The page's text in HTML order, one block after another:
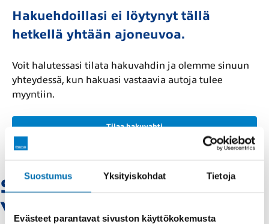
Suostumus Yksityiskohdat Tietoja
Evästeet parantavat sivuston käyttökokemusta
Seat-kajaani -
Vaihtoautot
Hakuehdoillasi ei löytynyt tällä
hetkellä yhtään ajoneuvoa.
Voit halutessasi tilata hakuvahdin ja olemme sinuun
yhteydessä, kun hakuasi vastaavia autoja tulee
myyntiin.
Tilaa hakuvahti